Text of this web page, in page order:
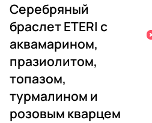
Серебряный
браслет ETERI с
аквамарином,
празиолитом,
топазом,
турмалином и
розовым кварцем